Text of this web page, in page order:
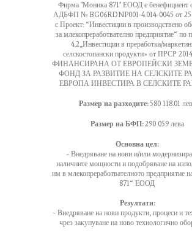
Фирма "Моника 871" ЕООД е бенефициент
АДБФП № BG06RDNP001-4.014-0045 от
с Проект: “Инвестиции в производствено
за млекопреработвателно предприятие“ по
4.2„Инвестиции в преработка/
селскостопански продукти» от ПРСР
ФИНАНСИРАНА ОТ ЕВРОПЕЙСКИ
ФОНД ЗА РАЗВИТИЕ НА СЕЛСКИТЕ
ЕВРОПА ИНВЕСТИРА В СЕЛСКИТЕ
Размер на разходите:580 118.01
Размер на БФП:290 059 лева
Основна цел:
- Внедряване на нови и/или
наличните мощности и подобряване на
им в млекопреработвателното предприятие
871“ ЕООД
Резултати:
- Внедряване на нови продукти, процеси и
чрез закупуване на ново технологично